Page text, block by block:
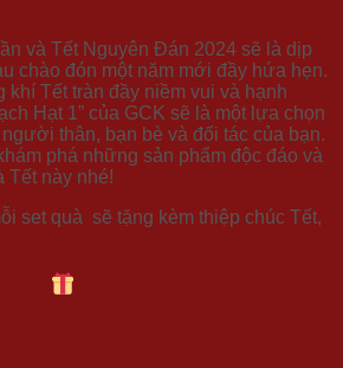
và Tết Nguyên Đán 2024 sẽ là dịp
chào đón một năm mới đầy hứa hẹn.
khí Tết tràn đầy niềm vui và hạnh
Hạt 1” của GCK sẽ là một lựa chọn
thân, bạn bè và đối tác của bạn.
phá những sản phẩm độc đáo và
Tết này nhé!
set quà sẽ tặng kèm thiệp chúc Tết,